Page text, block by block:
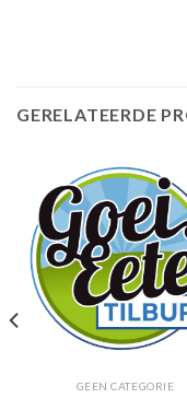
GERELATEERDE
GEEN CATEGORIE